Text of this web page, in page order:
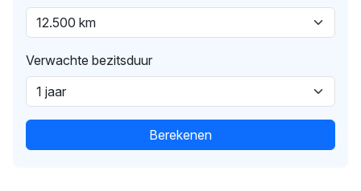
Verwachte bezitsduur
Berekenen